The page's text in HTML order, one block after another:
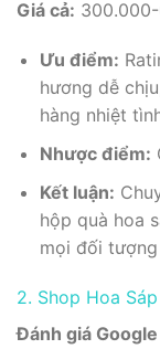
Giá cả:
Ưu điểm:
hương dễ
hàng nhiệt
Nhược điểm:
Kết luận:
hộp quà hoa
mọi đối
2. Shop Hoa
Đánh giá